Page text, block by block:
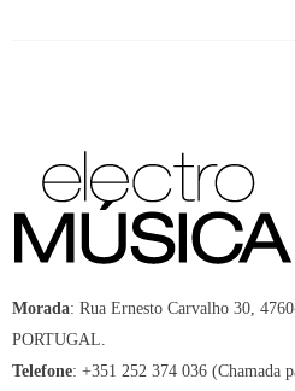
Morada: Rua Ernesto Carvalho 30,
PORTUGAL.
Telefone: +351 252 374 036 (Chamada